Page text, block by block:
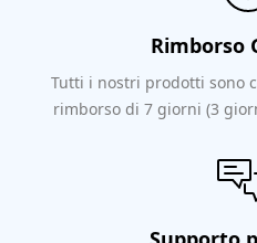
Rimborso
Tutti i nostri prodotti sono
rimborso di 7 giorni (3